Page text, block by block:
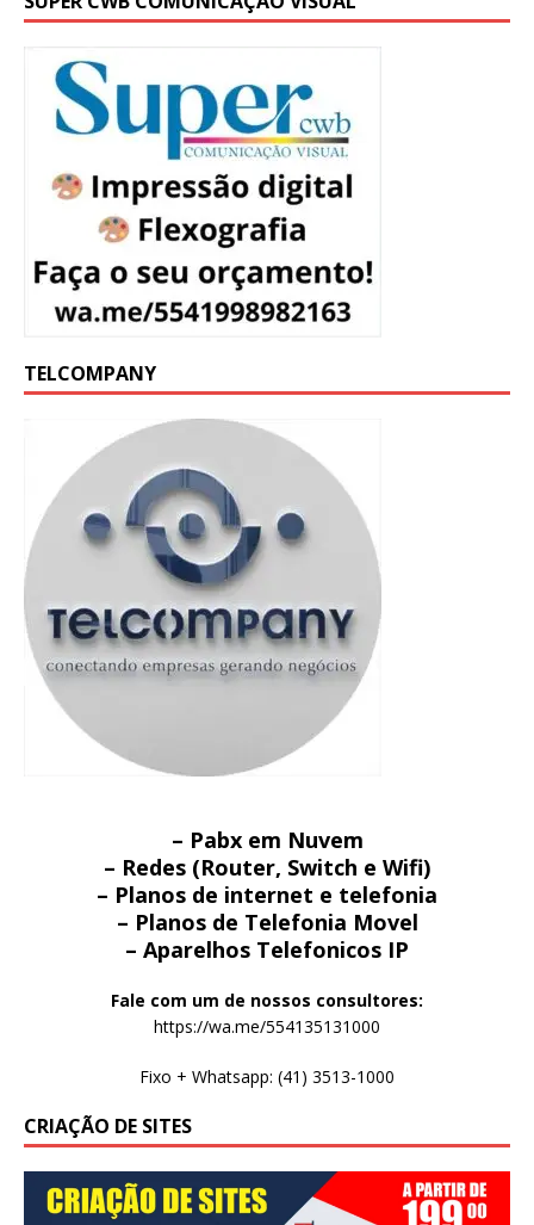
TELCOMPANY
– Pabx em Nuvem
– Redes (Router, Switch e Wifi)
– Planos de internet e telefonia
– Planos de Telefonia Movel
– Aparelhos Telefonicos IP
Fale com um de nossos consultores:
https://wa.me/554135131000
Fixo + Whatsapp: (41) 3513-1000
CRIAÇÃO DE SITES